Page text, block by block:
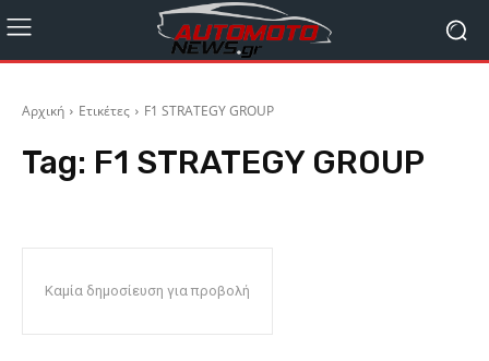
Αρχική Ετικέτες F1 STRATEGY GROUP
Tag: F1 STRATEGY GROUP
Καμία δημοσίευση για προβολή